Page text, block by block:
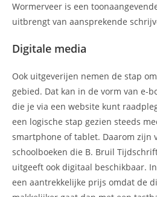
Wormerveer is een
uitbrengt van aansprekende
Digitale media
Ook uitgeverijen nemen de stap
gebied. Dat kan in de vorm van e-
die je via een website kunt
een logische stap gezien steeds
smartphone of tablet. Daarom zijn
schoolboeken die B. Bruil
uitgeeft ook digitaal beschikbaar.
een aantrekkelijke prijs omdat de